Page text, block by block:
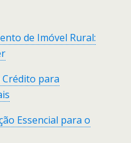
de Imóvel Rural:
Crédito para
Essencial para o